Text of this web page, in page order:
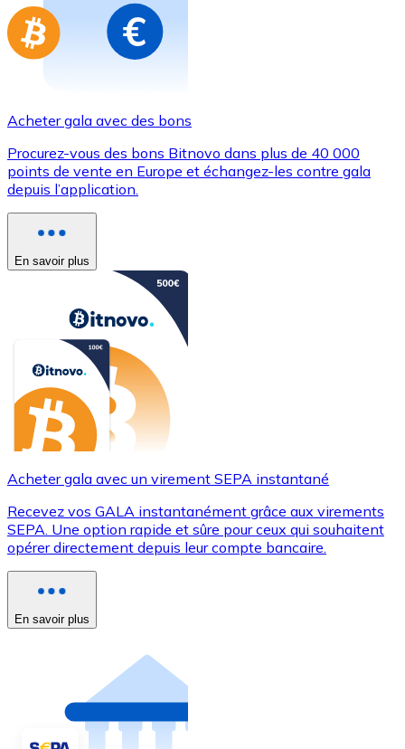
Acheter gala avec des bons
Procurez-vous des bons Bitnovo dans plus de 40 000
points de vente en Europe et échangez-les contre gala
depuis l’application.
En savoir plus
Acheter gala avec un virement SEPA instantané
Recevez vos GALA instantanément grâce aux virements
SEPA. Une option rapide et sûre pour ceux qui souhaitent
opérer directement depuis leur compte bancaire.
En savoir plus